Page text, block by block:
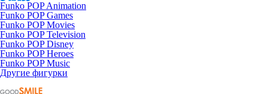
Funko POP Animation
Funko POP Games
Funko POP Movies
Funko POP Television
Funko POP Disney
Funko POP Heroes
Funko POP Music
Другие фигурки